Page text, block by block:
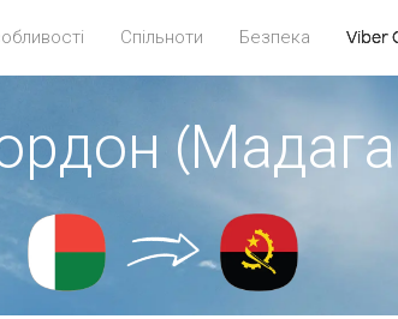
Спільноти Безпека Viber